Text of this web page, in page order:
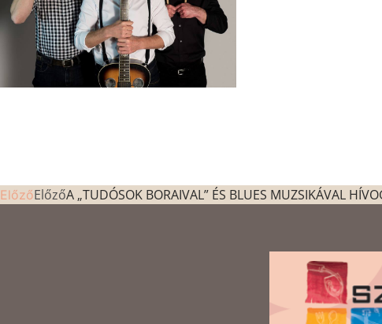
ElőzőElőzőA „TUDÓSOK BORAIVAL” ÉS BLUES MUZSIKÁVAL